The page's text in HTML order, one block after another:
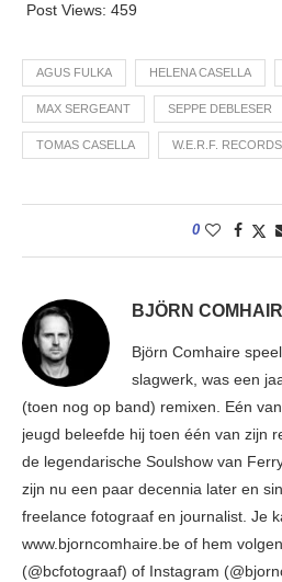
Post Views: 459
AGUS FULKA HELENA CASELLA
MAX SERGEANT SEPPE DEBLESER
TOMAS CASELLA W.E.R.F. RECORDS
0
BJÖRN
Björn Comhaire
slagwerk, was een
(toen nog op band) remixen. Eén
jeugd beleefde hij toen één van zijn
de legendarische Soulshow van
zijn nu een paar decennia later en
freelance fotograaf en journalist. Je
www.bjorncomhaire.be of hem
(@bcfotograaf) of Instagram